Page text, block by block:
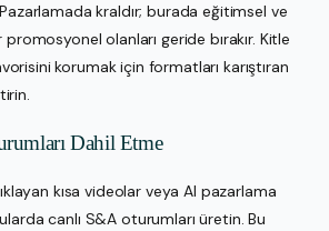
kraldır; burada eğitimsel ve
olanları geride bırakır. Kitle
korumak için formatları karıştıran
Dahil Etme
kısa videolar veya AI pazarlama
canlı S&A oturumları üretin. Bu